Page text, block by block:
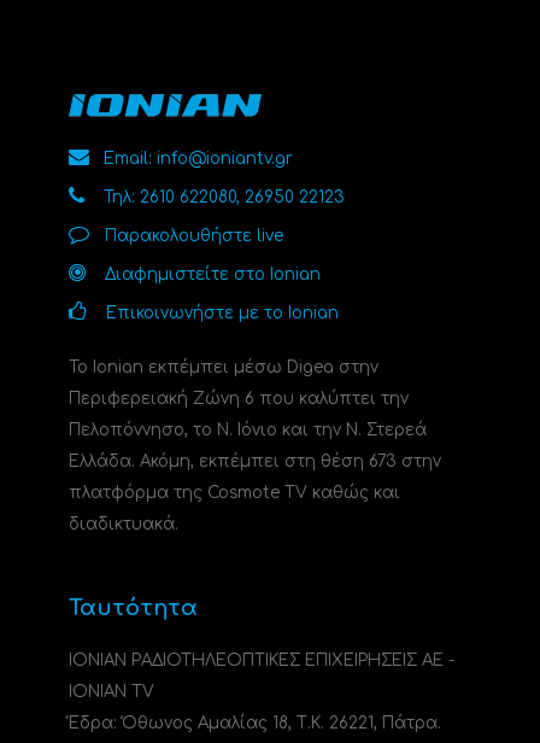
Email: info@ioniantv.gr
Τηλ: 2610 622080, 26950 22123
Παρακολουθήστε live
Διαφημιστείτε στο Ionian
Επικοινωνήστε με το Ionian
Το Ionian εκπέμπει μέσω Digea στην
Περιφερειακή Ζώνη 6 που καλύπτει την
Πελοπόννησο, το N. Ιόνιο και την Ν. Στερεά
Ελλάδα. Ακόμη, εκπέμπει στη θέση 673 στην
πλατφόρμα της Cosmote TV καθώς και
διαδικτυακά.
Ταυτότητα
ΙΟΝΙΑΝ ΡΑΔΙΟΤΗΛΕΟΠΤΙΚΕΣ ΕΠΙΧΕΙΡΗΣΕΙΣ ΑΕ -
IONIAN TV
Έδρα: Όθωνος Αμαλίας 18, Τ.Κ. 26221, Πάτρα.